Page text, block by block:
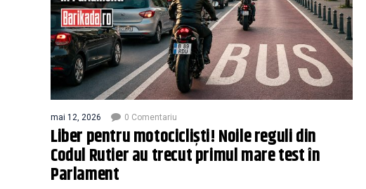
mai 12, 2026 0 Comentariu
Liber pentru motocicliști! Noile reguli din
Codul Rutier au trecut primul mare test în
Parlament